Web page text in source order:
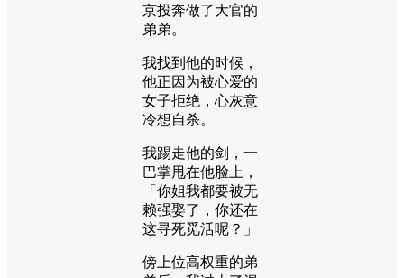
京投奔做了大官的
弟弟。
我找到他的时候，
他正因为被心爱的
女子拒绝，心灰意
冷想自杀。
我踢走他的剑，一
巴掌甩在他脸上，
「你姐我都要被无
赖强娶了，你还在
这寻死觅活呢？」
傍上位高权重的弟